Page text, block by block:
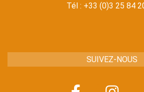
Tél : +33 (0)3 25 84
SUIVEZ-NOUS